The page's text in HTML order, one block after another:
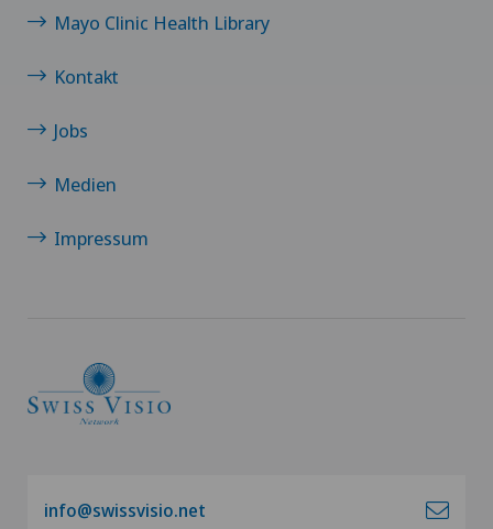
Mayo Clinic Health Library
Kontakt
Jobs
Medien
Impressum
info@swissvisio.net